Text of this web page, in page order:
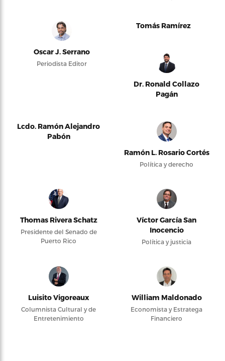
Oscar J. Serrano
Periodista Editor
Tomás Ramírez
Dr. Ronald Collazo
Pagán
Lcdo. Ramón Alejandro
Pabón
Ramón L. Rosario Cortés
Política y derecho
Thomas Rivera Schatz
Presidente del Senado de
Puerto Rico
Víctor García San
Inocencio
Política y justicia
Luisito Vigoreaux
Columnista Cultural y de
Entretenimiento
William Maldonado
Economista y Estratega
Financiero